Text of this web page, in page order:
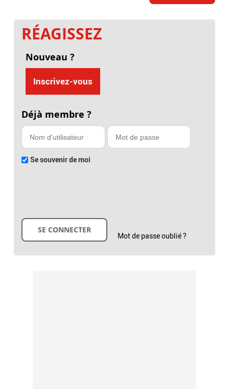
RÉAGISSEZ
Nouveau ?
Inscrivez-vous
Déjà membre ?
Se souvenir de moi
Mot de passe oublié ?